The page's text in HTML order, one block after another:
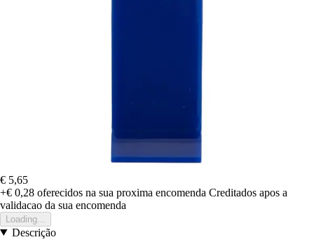
€ 5,65
+€ 0,28 oferecidos na sua proxima encomenda Creditados apos a
validacao da sua encomenda
Loading...
Descrição